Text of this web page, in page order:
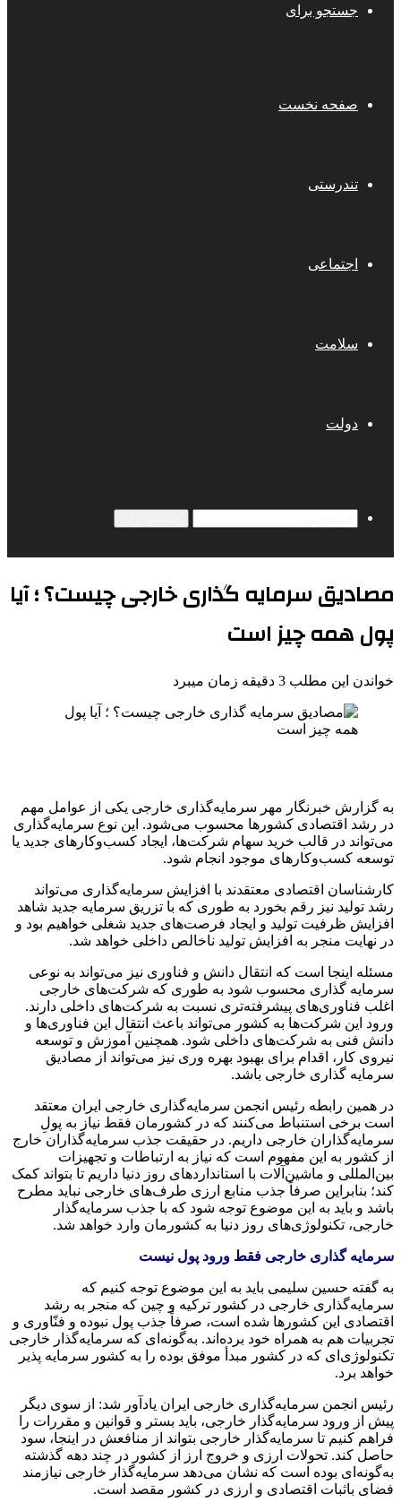
جستجو برای
صفحه نخست
تندرستی
اجتماعی
سلامت
دولت
مصادیق سرمایه گذاری خارجی چیست؟ ؛ آیا
پول همه چیز است
خواندن این مطلب 3 دقیقه زمان میبرد
به گزارش خبرنگار مهر سرمایه‌گذاری خارجی یکی از عوامل مهم
در رشد اقتصادی کشورها محسوب می‌شود. این نوع سرمایه‌گذاری
می‌تواند در قالب خرید سهام شرکت‌ها، ایجاد کسب‌وکارهای جدید یا
توسعه کسب‌وکارهای موجود انجام شود.
کارشناسان اقتصادی معتقدند با افزایش سرمایه‌گذاری می‌تواند
رشد تولید نیز رقم بخورد به طوری که با تزریق سرمایه جدید شاهد
افزایش ظرفیت تولید و ایجاد فرصت‌های جدید شغلی خواهیم بود و
در نهایت منجر به افزایش تولید ناخالص داخلی خواهد شد.
مسئله اینجا است که انتقال دانش و فناوری نیز می‌تواند به نوعی
سرمایه گذاری محسوب شود به طوری که شرکت‌های خارجی
اغلب فناوری‌های پیشرفته‌تری نسبت به شرکت‌های داخلی دارند.
ورود این شرکت‌ها به کشور می‌تواند باعث انتقال این فناوری‌ها و
دانش فنی به شرکت‌های داخلی شود. همچنین آموزش و توسعه
نیروی کار، اقدام برای بهبود بهره وری نیز می‌تواند از مصادیق
سرمایه گذاری خارجی باشد.
در همین رابطه رئیس انجمن سرمایه‌گذاری خارجی ایران معتقد
است برخی استنباط می‌کنند که در کشورمان فقط نیاز به پولِ
سرمایه‌گذاران خارجی داریم. در حقیقت جذب سرمایه‌گذاران خارج
از کشور به این مفهوم است که نیاز به ارتباطات و تجهیزات
بین‌المللی و ماشین‌آلات با استانداردهای روز دنیا داریم تا بتواند کمک
کند؛ بنابراین صرفاً جذب منابع ارزی طرف‌های خارجی نباید مطرح
باشد و باید به این موضوع توجه شود که با جذب سرمایه‌گذار
خارجی، تکنولوژی‌های روز دنیا به کشورمان وارد خواهد شد.
سرمایه گذاری خارجی فقط ورود پول نیست
به گفته حسین سلیمی باید به این موضوع توجه کنیم که
سرمایه‌گذاری خارجی در کشور ترکیه و چین که منجر به رشد
اقتصادی این کشورها شده است، صرفاً جذب پول نبوده و فنّاوری و
تجربیات هم به همراه خود برده‌اند. به‌گونه‌ای که سرمایه‌گذار خارجی
تکنولوژی‌ای که در کشور مبدأ موفق بوده را به کشور سرمایه پذیر
خواهد برد.
رئیس انجمن سرمایه‌گذاری خارجی ایران یادآور شد: از سوی دیگر
پیش از ورود سرمایه‌گذار خارجی، باید بستر و قوانین و مقررات را
فراهم کنیم تا سرمایه‌گذار خارجی بتواند از منافعش در اینجا، سود
حاصل کند. تحولات ارزی و خروج ارز از کشور در چند دهه گذشته
به‌گونه‌ای بوده است که نشان می‌دهد سرمایه‌گذار خارجی نیازمند
فضای باثبات اقتصادی و ارزی در کشور مقصد است.